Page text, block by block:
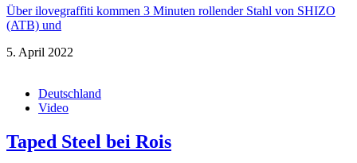
Über ilovegraffiti kommen 3 Minuten rollender Stahl von SHIZO
(ATB) und
5. April 2022
Deutschland
Video
Taped Steel bei Rois